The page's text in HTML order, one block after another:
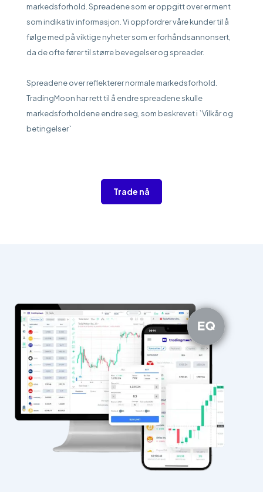
markedsforhold. Spreadene som er oppgitt over er ment
som indikativ informasjon. Vi oppfordrer våre kunder til å
følge med på viktige nyheter som er forhåndsannonsert,
da de ofte fører til større bevegelser og spreader.
Spreadene over reflekterer normale markedsforhold.
TradingMoon har rett til å endre spreadene skulle
markedsforholdene endre seg, som beskrevet i `Vilkår og
betingelser`
Trade nå